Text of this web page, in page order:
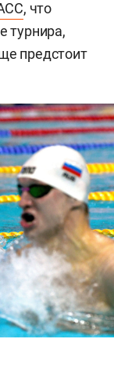
, что
турнира,
предстоит